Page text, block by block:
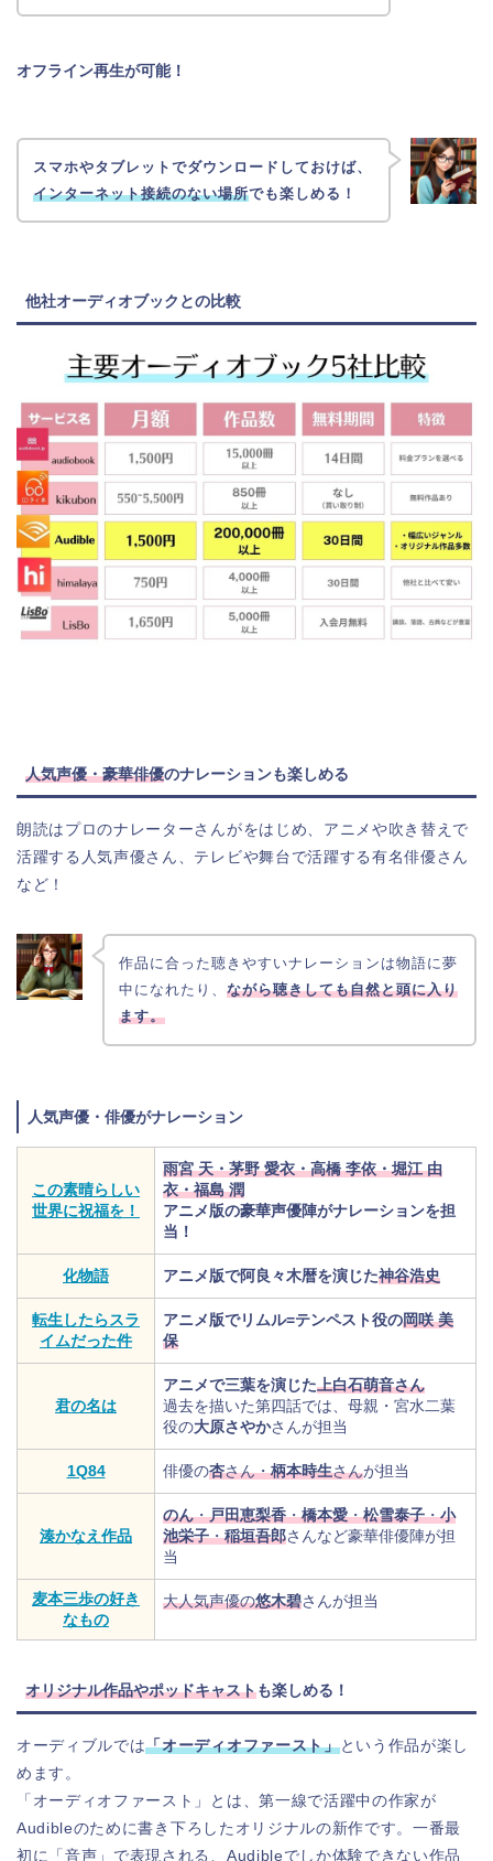
オフライン再生が可能！
スマホやタブレットでダウンロードしておけば、
インターネット接続のない場所でも楽しめる！
他社オーディオブックとの比較
人気声優・豪華俳優のナレーションも楽しめる
朗読はプロのナレーターさんがをはじめ、アニメや吹き替えで
活躍する人気声優さん、テレビや舞台で活躍する有名俳優さん
など！
作品に合った聴きやすいナレーションは物語に夢
中になれたり、 ながら聴きしても自然と頭に入り
ます。
人気声優・俳優がナレーション
この素晴らしい
世界に祝福を！
雨宮 天・茅野 愛衣・高橋 李依・堀江 由
衣・福島 潤
アニメ版の豪華声優陣がナレーションを担
当！
化物語 アニメ版で阿良々木暦を演じた神谷浩史
転生したらスラ
イムだった件
アニメ版でリムル=テンペスト役の岡咲 美
保
君の名は
アニメで三葉を演じた上白石萌音さん
過去を描いた第四話では、母親・宮水二葉
役の大原さやかさんが担当
1Q84 俳優の杏さん・柄本時生さんが担当
湊かなえ作品
のん・戸田恵梨香・橋本愛・松雪泰子・小
池栄子・稲垣吾郎さんなど豪華俳優陣が担
当
麦本三歩の好き
なもの
大人気声優の悠木碧さんが担当
オリジナル作品やポッドキャストも楽しめる！
オーディブルでは「オーディオファースト」という作品が楽し
めます。
「オーディオファースト」とは、第一線で活躍中の作家が
Audibleのために書き下ろしたオリジナルの新作です。一番最
初に「音声」で表現される、Audibleでしか体験できない作品